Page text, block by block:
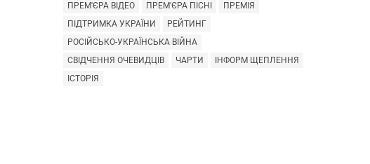
ПРЕМ'ЄРА ВІДЕО
ПРЕМ'ЄРА ПІСНІ
ПРЕМІЯ
ПІДТРИМКА УКРАЇНИ
РЕЙТИНГ
РОСІЙСЬКО-УКРАЇНСЬКА ВІЙНА
СВІДЧЕННЯ ОЧЕВИДЦІВ
ЧАРТИ
ІНФОРМ ЩЕПЛЕННЯ
ІСТОРІЯ